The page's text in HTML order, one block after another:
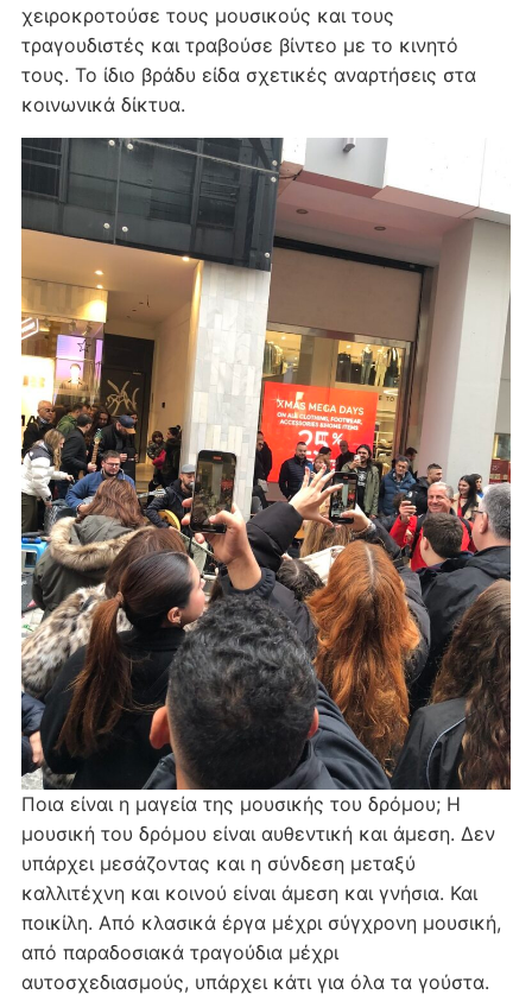
χειροκροτούσε τους μουσικούς και τους
τραγουδιστές και τραβούσε βίντεο με το κινητό
τους. Το ίδιο βράδυ είδα σχετικές αναρτήσεις στα
κοινωνικά δίκτυα.
Ποια είναι η μαγεία της μουσικής του δρόμου; Η
μουσική του δρόμου είναι αυθεντική και άμεση. Δεν
υπάρχει μεσάζοντας και η σύνδεση μεταξύ
καλλιτέχνη και κοινού είναι άμεση και γνήσια. Και
ποικίλη. Από κλασικά έργα μέχρι σύγχρονη μουσική,
από παραδοσιακά τραγούδια μέχρι
αυτοσχεδιασμούς, υπάρχει κάτι για όλα τα γούστα.